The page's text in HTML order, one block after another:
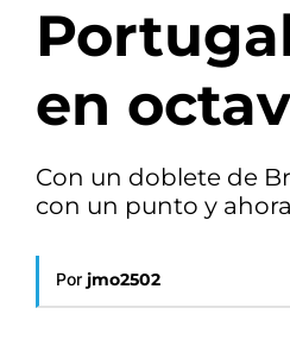
en
Con un doblete de
con un punto y
Por jmo2502